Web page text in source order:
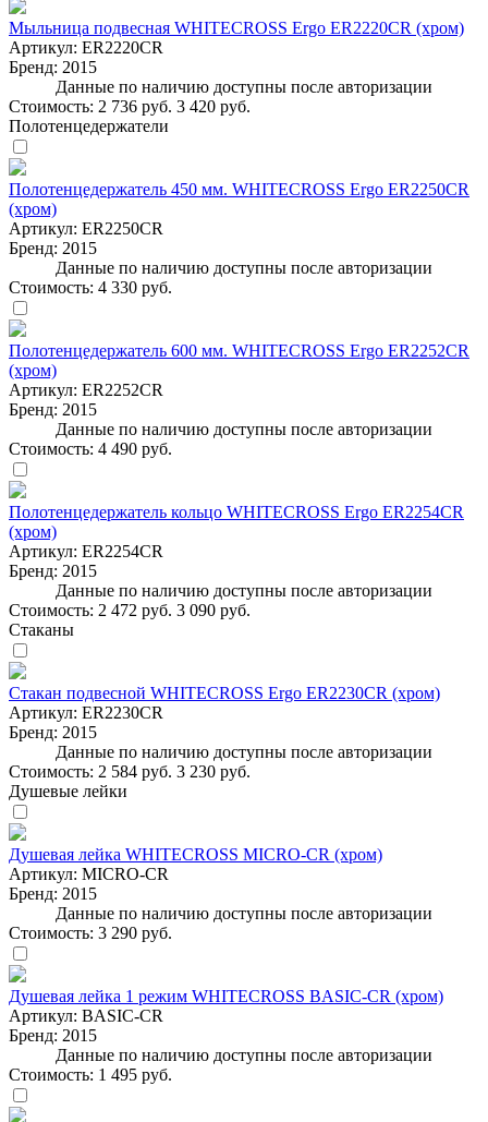
Мыльница подвесная WHITECROSS Ergo ER2220CR (хром)
Артикул: ER2220CR
Бренд: 2015
Данные по наличию доступны после авторизации
Стоимость: 2 736 руб. 3 420 руб.
Полотенцедержатели
Полотенцедержатель 450 мм. WHITECROSS Ergo ER2250CR
(хром)
Артикул: ER2250CR
Бренд: 2015
Данные по наличию доступны после авторизации
Стоимость: 4 330 руб.
Полотенцедержатель 600 мм. WHITECROSS Ergo ER2252CR
(хром)
Артикул: ER2252CR
Бренд: 2015
Данные по наличию доступны после авторизации
Стоимость: 4 490 руб.
Полотенцедержатель кольцо WHITECROSS Ergo ER2254CR
(хром)
Артикул: ER2254CR
Бренд: 2015
Данные по наличию доступны после авторизации
Стоимость: 2 472 руб. 3 090 руб.
Стаканы
Стакан подвесной WHITECROSS Ergo ER2230CR (хром)
Артикул: ER2230CR
Бренд: 2015
Данные по наличию доступны после авторизации
Стоимость: 2 584 руб. 3 230 руб.
Душевые лейки
Душевая лейка WHITECROSS MICRO-CR (хром)
Артикул: MICRO-CR
Бренд: 2015
Данные по наличию доступны после авторизации
Стоимость: 3 290 руб.
Душевая лейка 1 режим WHITECROSS BASIC-CR (хром)
Артикул: BASIC-CR
Бренд: 2015
Данные по наличию доступны после авторизации
Стоимость: 1 495 руб.